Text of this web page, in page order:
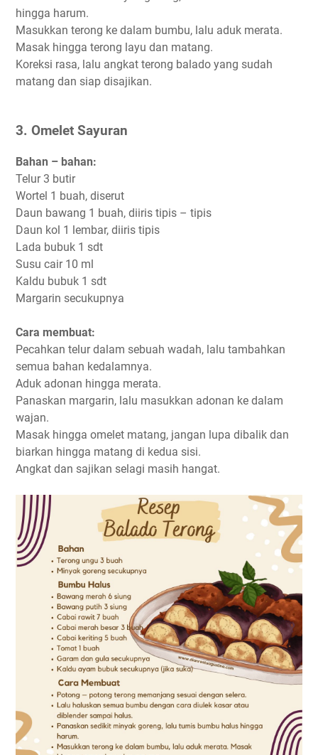
hingga harum.
Masukkan terong ke dalam bumbu, lalu aduk merata.
Masak hingga terong layu dan matang.
Koreksi rasa, lalu angkat terong balado yang sudah
matang dan siap disajikan.
3. Omelet Sayuran
Bahan – bahan:
Telur 3 butir
Wortel 1 buah, diserut
Daun bawang 1 buah, diiris tipis – tipis
Daun kol 1 lembar, diiris tipis
Lada bubuk 1 sdt
Susu cair 10 ml
Kaldu bubuk 1 sdt
Margarin secukupnya
Cara membuat:
Pecahkan telur dalam sebuah wadah, lalu tambahkan
semua bahan kedalamnya.
Aduk adonan hingga merata.
Panaskan margarin, lalu masukkan adonan ke dalam
wajan.
Masak hingga omelet matang, jangan lupa dibalik dan
biarkan hingga matang di kedua sisi.
Angkat dan sajikan selagi masih hangat.